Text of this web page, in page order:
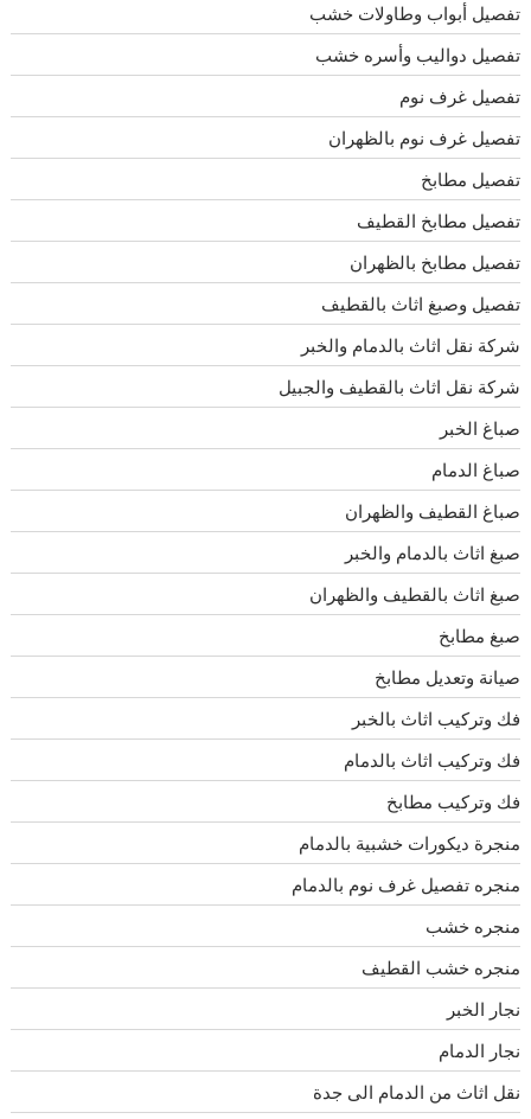
تفصيل أبواب وطاولات خشب
تفصيل دواليب وأسره خشب
تفصيل غرف نوم
تفصيل غرف نوم بالظهران
تفصيل مطابخ
تفصيل مطابخ القطيف
تفصيل مطابخ بالظهران
تفصيل وصبغ اثاث بالقطيف
شركة نقل اثاث بالدمام والخبر
شركة نقل اثاث بالقطيف والجبيل
صباغ الخبر
صباغ الدمام
صباغ القطيف والظهران
صبغ اثاث بالدمام والخبر
صبغ اثاث بالقطيف والظهران
صبغ مطابخ
صيانة وتعديل مطابخ
فك وتركيب اثاث بالخبر
فك وتركيب اثاث بالدمام
فك وتركيب مطابخ
منجرة ديكورات خشبية بالدمام
منجره تفصيل غرف نوم بالدمام
منجره خشب
منجره خشب القطيف
نجار الخبر
نجار الدمام
نقل اثاث من الدمام الى جدة